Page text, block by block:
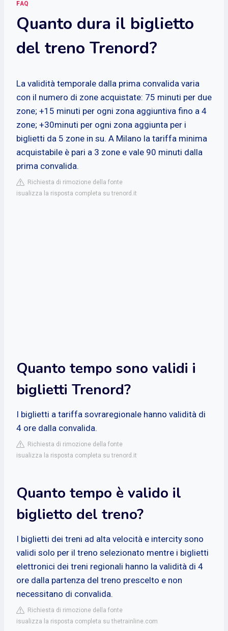
FAQ
Quanto dura il biglietto
del treno Trenord?
La validità temporale dalla prima convalida varia
con il numero di zone acquistate: 75 minuti per due
zone; +15 minuti per ogni zona aggiuntiva fino a 4
zone; +30minuti per ogni zona aggiunta per i
biglietti da 5 zone in su. A Milano la tariffa minima
acquistabile è pari a 3 zone e vale 90 minuti dalla
prima convalida.
Richiesta di rimozione della fonte
isualizza la risposta completa su trenord.it
Quanto tempo sono validi i
biglietti Trenord?
I biglietti a tariffa sovraregionale hanno validità di
4 ore dalla convalida.
Richiesta di rimozione della fonte
isualizza la risposta completa su trenord.it
Quanto tempo è valido il
biglietto del treno?
I biglietti dei treni ad alta velocità e intercity sono
validi solo per il treno selezionato mentre i biglietti
elettronici dei treni regionali hanno la validità di 4
ore dalla partenza del treno prescelto e non
necessitano di convalida.
Richiesta di rimozione della fonte
isualizza la risposta completa su thetrainline.com